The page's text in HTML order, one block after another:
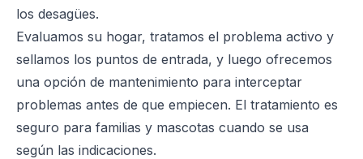
los desagües.
Evaluamos su hogar, tratamos el problema activo y
sellamos los puntos de entrada, y luego ofrecemos
una opción de mantenimiento para interceptar
problemas antes de que empiecen. El tratamiento es
seguro para familias y mascotas cuando se usa
según las indicaciones.